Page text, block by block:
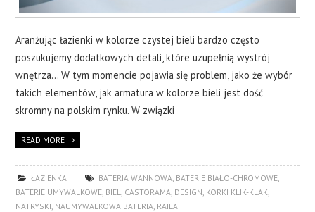
Aranżując łazienki w kolorze czystej bieli bardzo często
poszukujemy dodatkowych detali, które uzupełnią wystrój
wnętrza… W tym momencie pojawia się problem, jako że wybór
takich elementów, jak armatura w kolorze bieli jest dość
skromny na polskim rynku. W związki
READ MORE
ŁAZIENKA BATERIA WANNOWA BATERIE BIAŁO-CHROMOWE
BATERIE UMYWALKOWE BIEL CASTORAMA DESIGN KORKI KLIK-KLAK
NATRYSKI NAUMYWALKOWA BATERIA RAILA